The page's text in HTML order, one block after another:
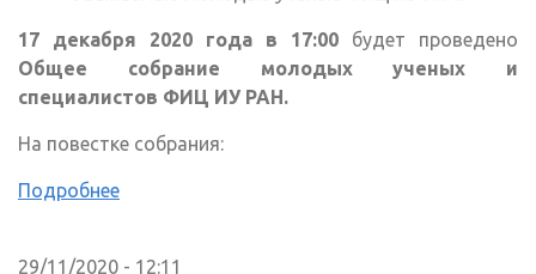
17 декабря 2020 года в 17:00 будет проведено
Общее собрание молодых ученых и
специалистов ФИЦ ИУ РАН.
На повестке собрания:
Подробнее
29/11/2020 - 12:11